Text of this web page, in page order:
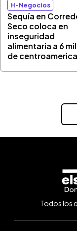
H-Negocios
Sequía en
Seco coloca en
inseguridad
alimentaria a 6
de
Todos los